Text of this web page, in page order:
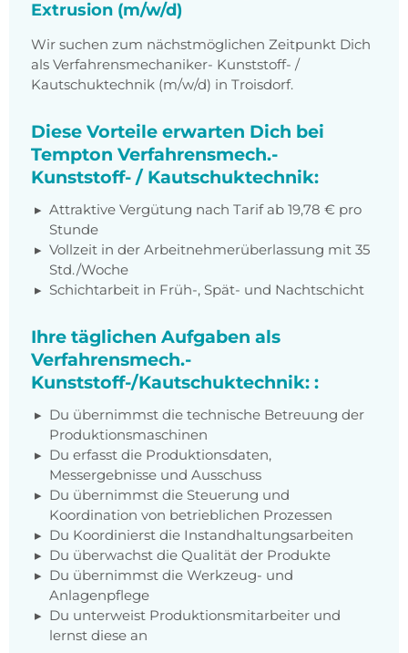
Extrusion (m/w/d)
Wir suchen zum nächstmöglichen Zeitpunkt Dich
als Verfahrensmechaniker- Kunststoff- /
Kautschuktechnik (m/w/d) in Troisdorf.
Diese Vorteile erwarten Dich bei
Tempton Verfahrensmech.-
Kunststoff- / Kautschuktechnik:
Attraktive Vergütung nach Tarif ab 19,78 € pro
Stunde
Vollzeit in der Arbeitnehmerüberlassung mit 35
Std./Woche
Schichtarbeit in Früh-, Spät- und Nachtschicht
Ihre täglichen Aufgaben als
Verfahrensmech.-
Kunststoff-/Kautschuktechnik: :
Du übernimmst die technische Betreuung der
Produktionsmaschinen
Du erfasst die Produktionsdaten,
Messergebnisse und Ausschuss
Du übernimmst die Steuerung und
Koordination von betrieblichen Prozessen
Du Koordinierst die Instandhaltungsarbeiten
Du überwachst die Qualität der Produkte
Du übernimmst die Werkzeug- und
Anlagenpflege
Du unterweist Produktionsmitarbeiter und
lernst diese an